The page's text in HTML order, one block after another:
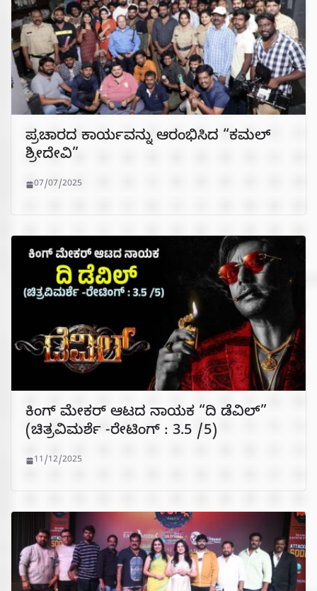
ಪ್ರಚಾರದ ಕಾರ್ಯವನ್ನು ಆರಂಭಿಸಿದ “ಕಮಲ್
ಶ್ರೀದೇವಿ”
07/07/2025
ಕಿಂಗ್ ಮೇಕರ್ ಆಟದ ನಾಯಕ “ದಿ ಡೆವಿಲ್”
(ಚಿತ್ರವಿಮರ್ಶೆ -ರೇಟಿಂಗ್ : 3.5 /5)
11/12/2025